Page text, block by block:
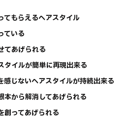
てもらえるヘアスタイル
ている
てあげられる
タイルが簡単に再現出来る
感じないヘアスタイルが持続出来る
本から解消してあげられる
創ってあげられる